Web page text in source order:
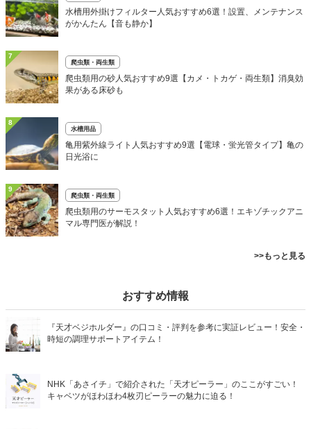
水槽用外掛けフィルター人気おすすめ6選！設置、メンテナンス
がかんたん【音も静か】
7
爬虫類・両生類
爬虫類用の砂人気おすすめ9選【カメ・トカゲ・両生類】消臭効
果がある床砂も
8
水槽用品
亀用紫外線ライト人気おすすめ9選【電球・蛍光管タイプ】亀の
日光浴に
9
爬虫類・両生類
爬虫類用のサーモスタット人気おすすめ6選！エキゾチックアニ
マル専門医が解説！
>>もっと見る
おすすめ情報
『天才ベジホルダー』の口コミ・評判を参考に実証レビュー！安全・
時短の調理サポートアイテム！
NHK「あさイチ」で紹介された「天才ピーラー」のここがすごい！
キャベツがほわほわ4枚刃ピーラーの魅力に迫る！